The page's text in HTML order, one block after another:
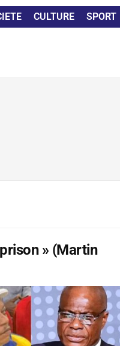
CULTURE SPORT
» (Martin